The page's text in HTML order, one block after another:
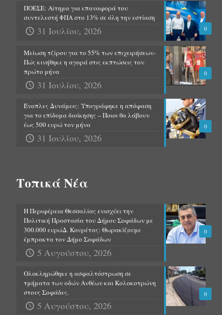
0
ΠΟΕΣΕ: Αίτημα για επαναφορά του
συντελεστή ΦΠΑ στο 13% σε όλη την εστίαση
31 Ιουλίου, 2026
0
Μείωση τζίρου για το 55% των επιχειρήσεων-
Πώς κινήθηκε η αγορά στις εκπτώσεις τον
πρώτο μήνα
31 Ιουλίου, 2026
0
Ένοπλες Δυνάμεις: Υπογράφηκε η απόφαση
για το επίδομα διοίκησης – Ποιοι θα λάβουν
έως 500 ευρώ τον μήνα
31 Ιουλίου, 2026
Τοπικά Νέα
0
Η Περιφέρεια Θεσσαλίας ενισχύει την
Πολιτική Προστασία του Δήμου Σοφάδων με
300.000 ευρώΔ. Κουρέτας: Θωρακίζουμε
έμπρακτα τον Δήμο Σοφάδων
5 Αυγούστου, 2026
0
Ολοκληρώθηκε η ασφαλτόστρωση σε
τμήματα των οδών Ανθέων και Κολοκοτρώνη
στους Σοφάδες.
5 Αυγούστου, 2026